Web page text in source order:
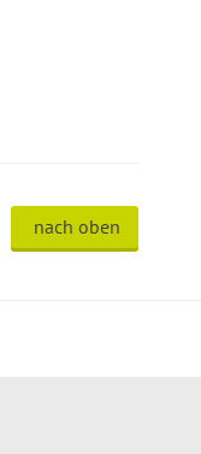
nach oben